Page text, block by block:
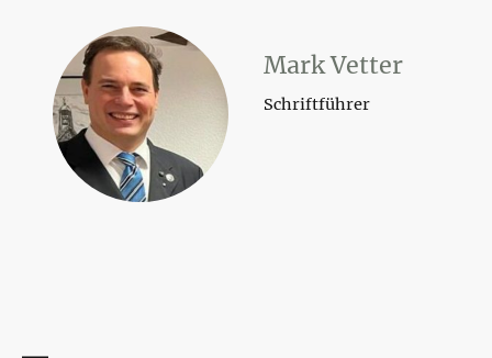
Mark Vetter
Schriftführer